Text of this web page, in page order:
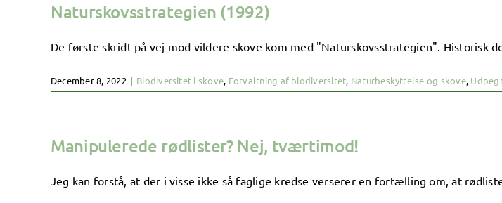
Naturskovsstrategien (1992)
De første skridt på vej mod vildere skove kom med "Naturskovsstrategien". Historisk
December 8, 2022 | Biodiversitet i skove, Forvaltning af biodiversitet, Naturbeskyttelse og skove,
Manipulerede rødlister? Nej, tværtimod!
Jeg kan forstå, at der i visse ikke så faglige kredse verserer en fortælling om, at